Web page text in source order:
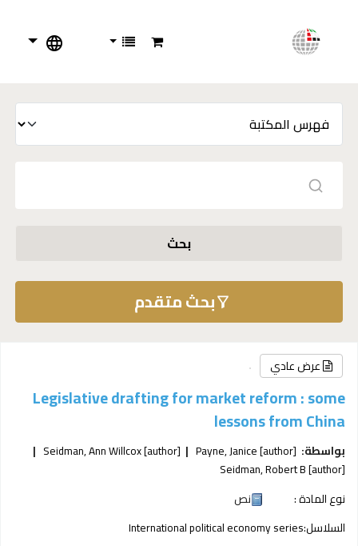
بحث
بحث متقدم
عرض عادي
Legislative drafting for market reform : some
lessons from China
بواسطة: Payne, Janice[author]
Seidman, Ann Willcox[author]
Seidman, Robert B[author]
نوع المادة :
نص
السلاسل:International political economy series